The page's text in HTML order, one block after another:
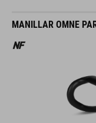
MANILLAR OMNE